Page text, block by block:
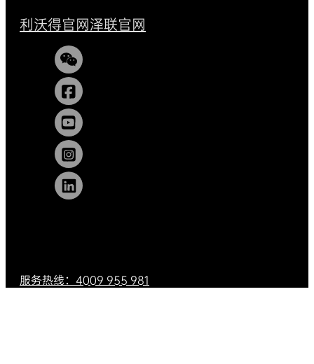
利沃得官网泽联官网
服务热线：4009 955 981